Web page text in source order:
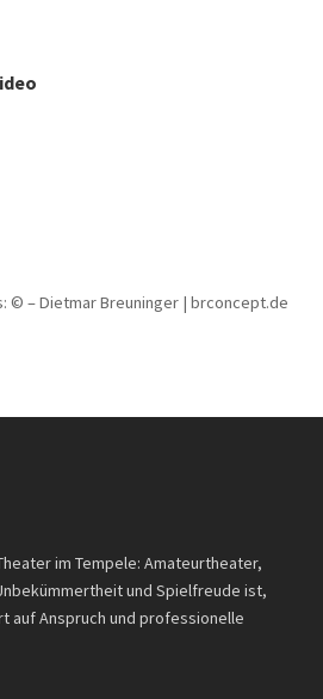
© – Dietmar Breuninger | brconcept.de
im Tempele: Amateurtheater,
und Spielfreude ist,
auf Anspruch und professionelle